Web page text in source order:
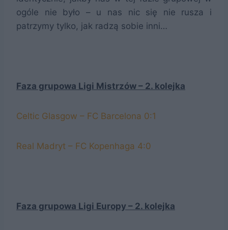
ogóle nie było – u nas nic się nie rusza i
patrzymy tylko, jak radzą sobie inni…
Faza grupowa Ligi Mistrzów – 2. kolejka
Celtic Glasgow – FC Barcelona 0:1
Real Madryt – FC Kopenhaga 4:0
Faza grupowa Ligi Europy – 2. kolejka